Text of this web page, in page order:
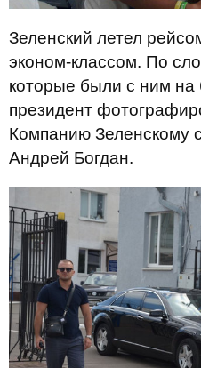
Зеленский летел
эконом-классом. По
которые были с ним на
президент
Компанию Зеленскому
Андрей Богдан.